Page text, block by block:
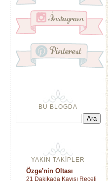
BU BLOGDA
YAKIN TAKİPLER
Özge'nin Oltası
21 Dakikada Kayısı Reçeli